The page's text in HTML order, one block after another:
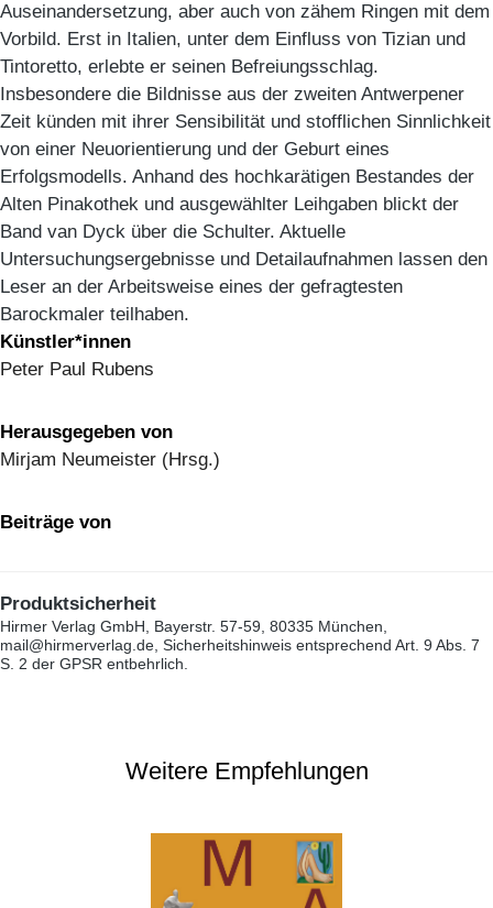
Auseinandersetzung, aber auch von zähem Ringen mit dem
Vorbild. Erst in Italien, unter dem Einfluss von Tizian und
Tintoretto, erlebte er seinen Befreiungsschlag.
Insbesondere die Bildnisse aus der zweiten Antwerpener
Zeit künden mit ihrer Sensibilität und stofflichen Sinnlichkeit
von einer Neuorientierung und der Geburt eines
Erfolgsmodells. Anhand des hochkarätigen Bestandes der
Alten Pinakothek und ausgewählter Leihgaben blickt der
Band van Dyck über die Schulter. Aktuelle
Untersuchungsergebnisse und Detailaufnahmen lassen den
Leser an der Arbeitsweise eines der gefragtesten
Barockmaler teilhaben.
Künstler*innen
Peter Paul Rubens
Herausgegeben von
Mirjam Neumeister (Hrsg.)
Beiträge von
Produktsicherheit
Hirmer Verlag GmbH, Bayerstr. 57-59, 80335 München,
mail@hirmerverlag.de, Sicherheitshinweis entsprechend Art. 9 Abs. 7
S. 2 der GPSR entbehrlich.
Weitere Empfehlungen